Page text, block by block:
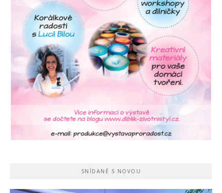
SNÍDANĚ S NOVOU